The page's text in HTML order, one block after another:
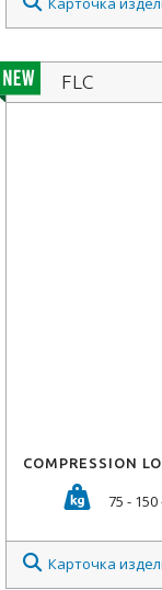
FLC
COMPRESSION
75 - 150
Карточка